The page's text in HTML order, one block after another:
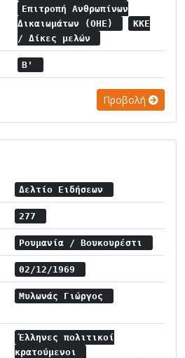
Επιτροπή Ανθρωπίνων
Δικαιωμάτων (ΟΗΕ)
ΚΚΕ
/ Δίκες μελών
Β'
Προβολή
Δελτίο Ειδήσεων
277
Ρουμανία / Βουκουρέστι
02/12/1969
Μυλωνάς Γιώργος
Έλληνες πολιτικοί
κρατούμενοι